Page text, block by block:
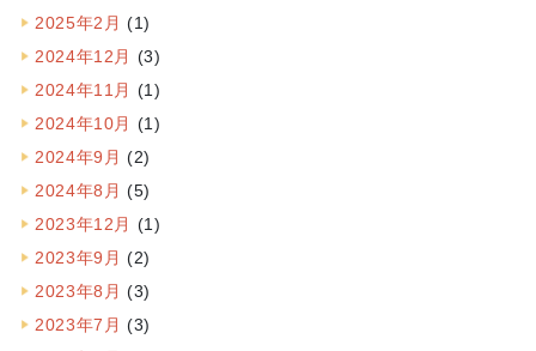
2025年2月 (1)
2024年12月 (3)
2024年11月 (1)
2024年10月 (1)
2024年9月 (2)
2024年8月 (5)
2023年12月 (1)
2023年9月 (2)
2023年8月 (3)
2023年7月 (3)